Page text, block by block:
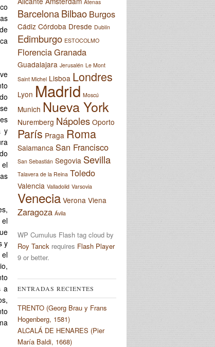
y
el
y
a
Atenas
BarcelonaBilbao Burgos
Cádiz Córdoba Dresde Dublín
Edimburgo ESTOCOLMO
FlorenciaGranada
Guadalajara Jerusalén Le Mont
Saint Michel Lisboa Londres
Lyon Madrid Moscú
Munich Nueva York
Nuremberg Nápoles Oporto
París Praga Roma
Salamanca San Francisco
San Sebastián Segovia Sevilla
Talavera de la Reina Toledo
Valencia Valladolid Varsovia
Venecia Verona Viena
Zaragoza Ávila
WP Cumulus Flash tag cloud by
Roy Tanck requires Flash Player
9 or better.
ENTRADAS RECIENTES
TRENTO (Georg Brau y Frans
Hogenberg, 1581)
ALCALÁ DE HENARES (Pier
María Baldi, 1668)